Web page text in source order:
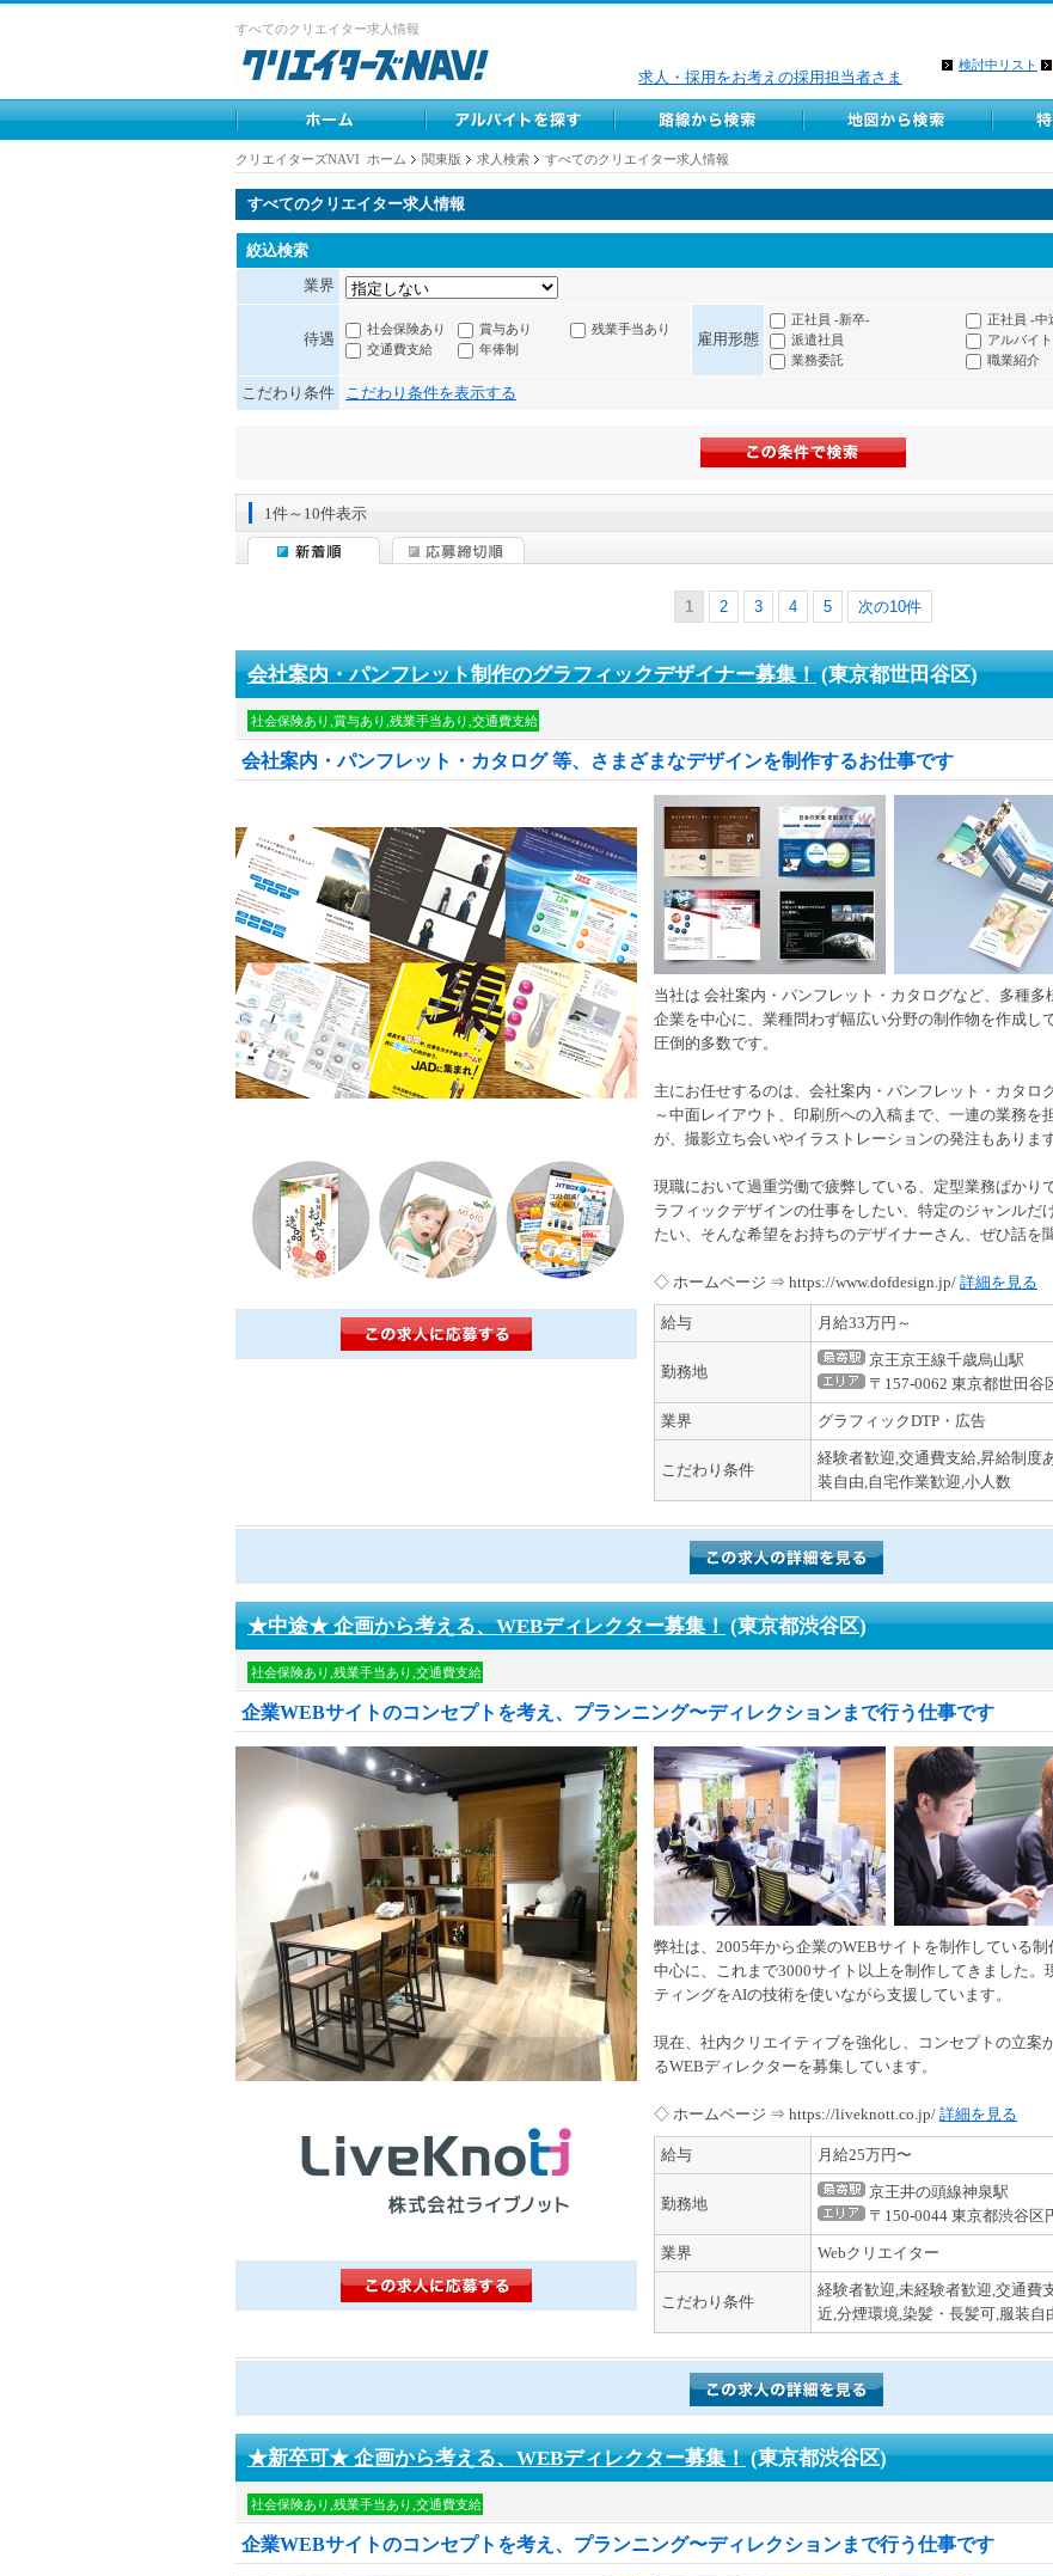
すべてのクリエイター求人情報
検討中リスト
求人・採用をお考えの採用担当者さま
クリエイターズNAVI ホーム 関東版 求人検索 すべてのクリエイター求人情報
すべてのクリエイター求人情報
絞込検索
業界
待遇
社会保険あり 賞与あり
残業手当あり
交通費支給
年俸制
雇用形態
正社員 -新卒- 正社員 -中
派遣社員
アルバイ
業務委託
職業紹介
こだわり条件 こだわり条件を表示する
1件～10件表示
1 2 3 4 5 次の10件
会社案内・パンフレット制作のグラフィックデザイナー募集！(東京都世田谷区)
社会保険あり,賞与あり,残業手当あり,交通費支給
会社案内・パンフレット・カタログ 等、さまざまなデザインを制作するお仕事です
当社は 会社案内・パンフレット・カタログなど、多種
企業を中心に、業種問わず幅広い分野の制作物を作成し
圧倒的多数です。
主にお任せするのは、会社案内・パンフレット・カタロ
～中面レイアウト、印刷所への入稿まで、一連の業務
が、撮影立ち会いやイラストレーションの発注もあります
現職において過重労働で疲弊している、定型業務ばかり
ラフィックデザインの仕事をしたい、特定のジャンルだ
たい、そんな希望をお持ちのデザイナーさん、ぜひ話を
◇ ホームページ ⇒ https://www.dofdesign.jp/ 詳細を見る
給与 月給33万円～
勤務地
京王京王線千歳烏山駅
〒157-0062 東京都世田
業界 グラフィックDTP・広告
こだわり条件
経験者歓迎,交通費支給,昇給制度
装自由,自宅作業歓迎,小人数
★中途★ 企画から考える、WEBディレクター募集！(東京都渋谷区)
社会保険あり,残業手当あり,交通費支給
企業WEBサイトのコンセプトを考え、プランニング〜ディレクションまで行う仕事です
弊社は、2005年から企業のWEBサイトを制作している
中心に、これまで3000サイト以上を制作してきました
ティングをAIの技術を使いながら支援しています。
現在、社内クリエイティブを強化し、コンセプトの立案
るWEBディレクターを募集しています。
◇ ホームページ ⇒ https://liveknott.co.jp/ 詳細を見る
給与 月給25万円〜
勤務地
京王井の頭線神泉駅
〒150-0044 東京都渋谷
業界 Webクリエイター
こだわり条件
経験者歓迎,未経験者歓迎,交通費
近,分煙環境,染髪・長髪可,服装自
★新卒可★ 企画から考える、WEBディレクター募集！(東京都渋谷区)
社会保険あり,残業手当あり,交通費支給
企業WEBサイトのコンセプトを考え、プランニング〜ディレクションまで行う仕事です